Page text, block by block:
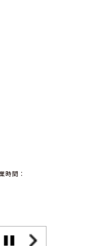
時間：